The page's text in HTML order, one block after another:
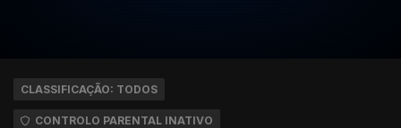
CLASSIFICAÇÃO: TODOS
CONTROLO PARENTAL INATIVO